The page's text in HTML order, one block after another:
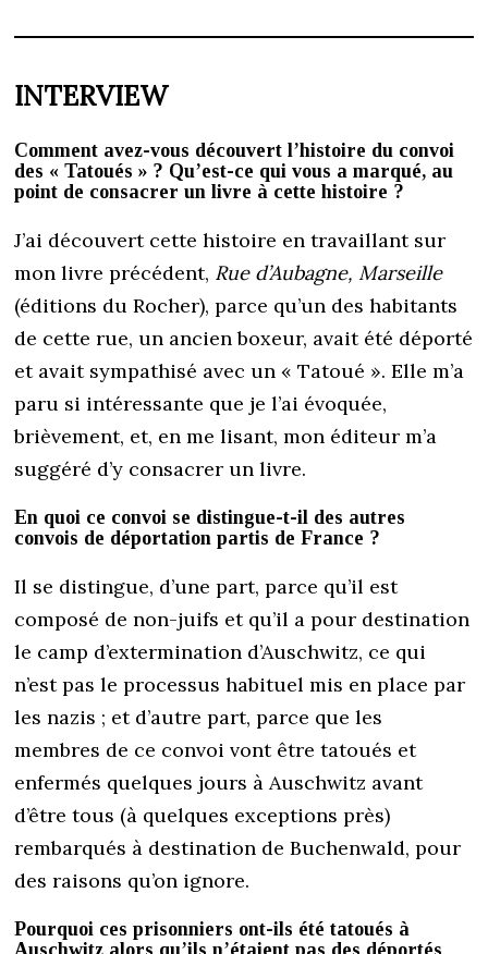
INTERVIEW
Comment avez-vous découvert l’histoire du convoi
des « Tatoués » ? Qu’est-ce qui vous a marqué, au
point de consacrer un livre à cette histoire ?
J’ai découvert cette histoire en travaillant sur
mon livre précédent, Rue d’Aubagne, Marseille
(éditions du Rocher), parce qu’un des habitants
de cette rue, un ancien boxeur, avait été déporté
et avait sympathisé avec un « Tatoué ». Elle m’a
paru si intéressante que je l’ai évoquée,
brièvement, et, en me lisant, mon éditeur m’a
suggéré d’y consacrer un livre.
En quoi ce convoi se distingue-t-il des autres
convois de déportation partis de France ?
Il se distingue, d’une part, parce qu’il est
composé de non-juifs et qu’il a pour destination
le camp d’extermination d’Auschwitz, ce qui
n’est pas le processus habituel mis en place par
les nazis ; et d’autre part, parce que les
membres de ce convoi vont être tatoués et
enfermés quelques jours à Auschwitz avant
d’être tous (à quelques exceptions près)
rembarqués à destination de Buchenwald, pour
des raisons qu’on ignore.
Pourquoi ces prisonniers ont-ils été tatoués à
Auschwitz alors qu’ils n’étaient pas des déportés